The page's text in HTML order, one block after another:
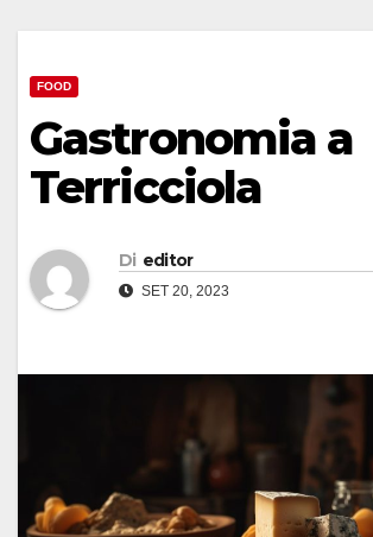
FOOD
Gastronomia a
Terricciola
Di editor
SET 20, 2023